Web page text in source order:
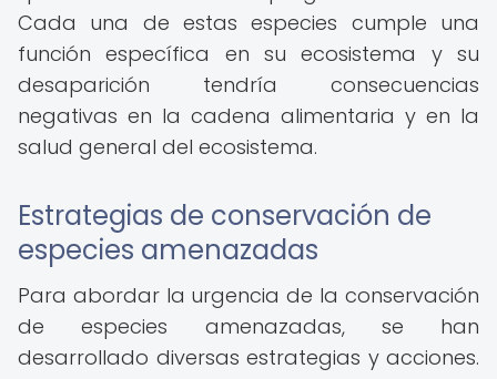
Cada una de estas especies cumple una
función específica en su ecosistema y su
desaparición tendría consecuencias
negativas en la cadena alimentaria y en la
salud general del ecosistema.
Estrategias de conservación de
especies amenazadas
Para abordar la urgencia de la conservación
de especies amenazadas, se han
desarrollado diversas estrategias y acciones.